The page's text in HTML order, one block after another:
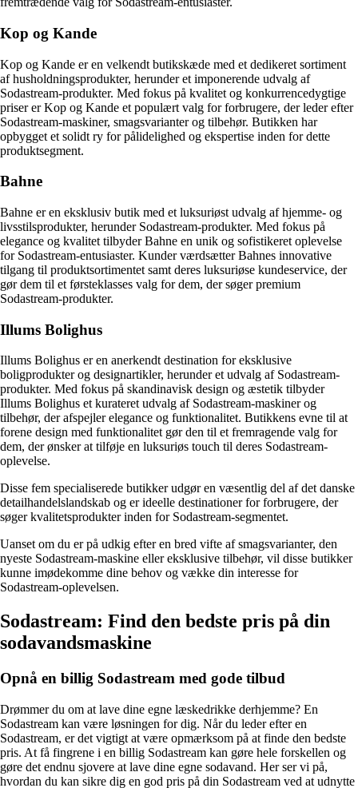
Kop og Kande
Kop og Kande er en velkendt butikskæde med et dedikeret sortiment
af husholdningsprodukter, herunder et imponerende udvalg af
Sodastream-produkter. Med fokus på kvalitet og konkurrencedygtige
priser er Kop og Kande et populært valg for forbrugere, der leder efter
Sodastream-maskiner, smagsvarianter og tilbehør. Butikken har
opbygget et solidt ry for pålidelighed og ekspertise inden for dette
produktsegment.
Bahne
Bahne er en eksklusiv butik med et luksuriøst udvalg af hjemme- og
livsstilsprodukter, herunder Sodastream-produkter. Med fokus på
elegance og kvalitet tilbyder Bahne en unik og sofistikeret oplevelse
for Sodastream-entusiaster. Kunder værdsætter Bahnes innovative
tilgang til produktsortimentet samt deres luksuriøse kundeservice, der
gør dem til et førsteklasses valg for dem, der søger premium
Sodastream-produkter.
Illums Bolighus
Illums Bolighus er en anerkendt destination for eksklusive
boligprodukter og designartikler, herunder et udvalg af Sodastream-
produkter. Med fokus på skandinavisk design og æstetik tilbyder
Illums Bolighus et kurateret udvalg af Sodastream-maskiner og
tilbehør, der afspejler elegance og funktionalitet. Butikkens evne til at
forene design med funktionalitet gør den til et fremragende valg for
dem, der ønsker at tilføje en luksuriøs touch til deres Sodastream-
oplevelse.
Disse fem specialiserede butikker udgør en væsentlig del af det danske
detailhandelslandskab og er ideelle destinationer for forbrugere, der
søger kvalitetsprodukter inden for Sodastream-segmentet.
Uanset om du er på udkig efter en bred vifte af smagsvarianter, den
nyeste Sodastream-maskine eller eksklusive tilbehør, vil disse butikker
kunne imødekomme dine behov og vække din interesse for
Sodastream-oplevelsen.
Sodastream: Find den bedste pris på din
sodavandsmaskine
Opnå en billig Sodastream med gode tilbud
Drømmer du om at lave dine egne læskedrikke derhjemme? En
Sodastream kan være løsningen for dig. Når du leder efter en
Sodastream, er det vigtigt at være opmærksom på at finde den bedste
pris. At få fingrene i en billig Sodastream kan gøre hele forskellen og
gøre det endnu sjovere at lave dine egne sodavand. Her ser vi på,
hvordan du kan sikre dig en god pris på din Sodastream ved at udnytte